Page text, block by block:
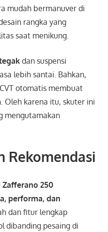
mudah bermanuver di
rangka yang
saat menikung.
dan suspensi
lebih santai. Bahkan,
otomatis membuat
Oleh karena itu, skuter ini
mengutamakan
Rekomendasi
Zafferano 250
performa, dan
dan fitur lengkap
dibanding pesaing di